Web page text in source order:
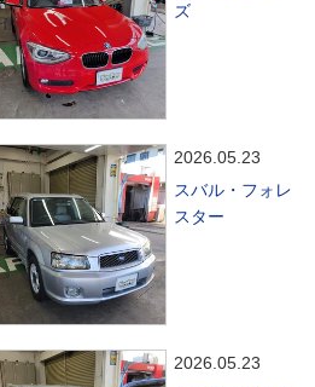
ズ
2026.05.23
スバル・フォレ
スター
2026.05.23